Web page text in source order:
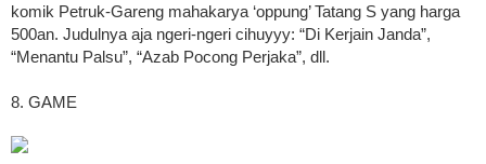
komik Petruk-Gareng mahakarya ‘oppung’ Tatang S yang harga
500an. Judulnya aja ngeri-ngeri cihuyyy: “Di Kerjain Janda”,
“Menantu Palsu”, “Azab Pocong Perjaka”, dll.
8. GAME